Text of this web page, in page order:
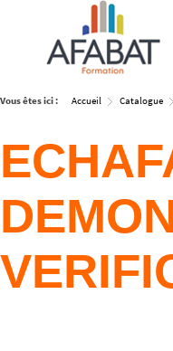
Vous êtes ici : Accueil Catalogue